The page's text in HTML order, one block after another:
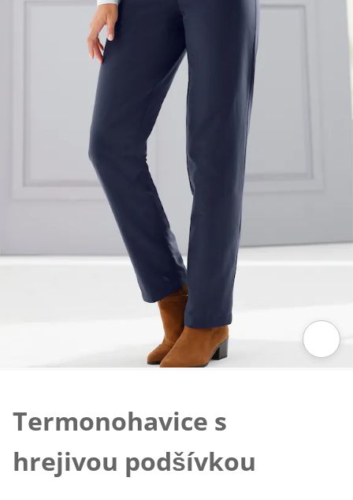
Termonohavice s
hrejivou podšívkou